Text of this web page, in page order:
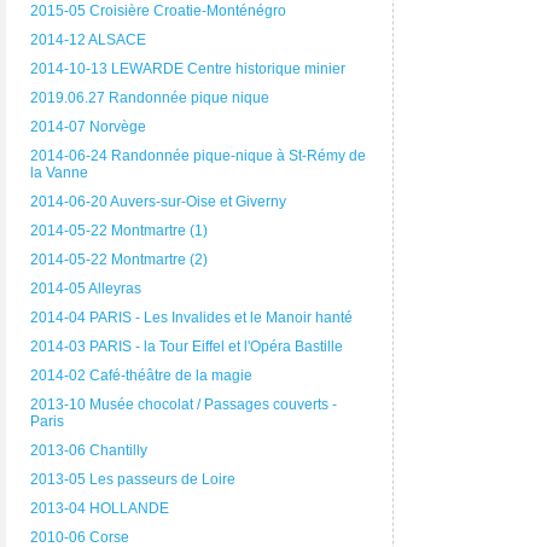
2015-05 Croisière Croatie-Monténégro
2014-12 ALSACE
2014-10-13 LEWARDE Centre historique minier
2019.06.27 Randonnée pique nique
2014-07 Norvège
2014-06-24 Randonnée pique-nique à St-Rémy de
la Vanne
2014-06-20 Auvers-sur-Oise et Giverny
2014-05-22 Montmartre (1)
2014-05-22 Montmartre (2)
2014-05 Alleyras
2014-04 PARIS - Les Invalides et le Manoir hanté
2014-03 PARIS - la Tour Eiffel et l'Opéra Bastille
2014-02 Café-théâtre de la magie
2013-10 Musée chocolat / Passages couverts -
Paris
2013-06 Chantilly
2013-05 Les passeurs de Loire
2013-04 HOLLANDE
2010-06 Corse